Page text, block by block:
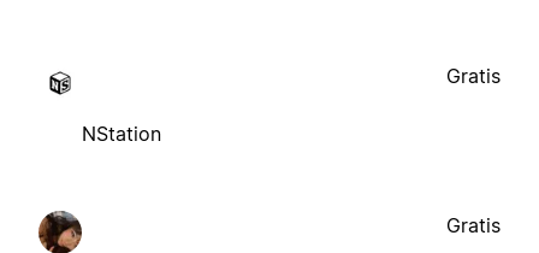
NStation
Gratis
Gratis